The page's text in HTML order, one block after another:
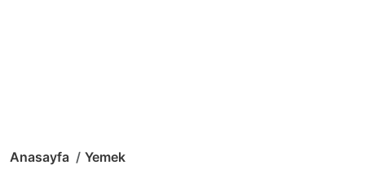
Anasayfa Yemek